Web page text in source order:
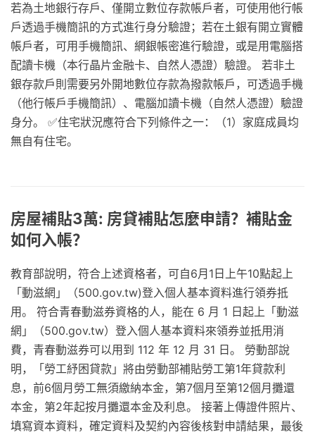
若為土地銀行存戶、僅開立數位存款帳戶者，可使用他行帳
戶透過手機簡訊的方式進行身分驗證；若在土銀有開立實體
帳戶者，可用手機簡訊、網銀帳密進行驗證，或是用電腦搭
配讀卡機（本行晶片金融卡、自然人憑證）驗證。 若非土
銀存款戶則需要另外開地數位存款為撥款帳戶，可透過手機
（他行帳戶手機簡訊）、電腦加讀卡機（自然人憑證）驗證
身分。 ✅住宅狀況應符合下列條件之一：（1）家庭成員均
無自有住宅。
房屋補貼3萬: 房貸補貼怎麼申請？補貼金
如何入帳？
教育部說明，符合上述資格者，可自6月1日上午10點起上
「動滋網」（500.gov.tw)登入個人基本資料進行領券抵
用。 符合青春動滋券資格的人，能在 6 月 1 日起上「動滋
網」（500.gov.tw）登入個人基本資料來領券並抵用消
費，青春動滋券可以用到 112 年 12 月 31 日。 勞動部說
明，「勞工紓困貸款」將由勞動部補貼勞工第1年貸款利
息，前6個月勞工無須繳納本金，第7個月至第12個月攤還
本金，第2年起按月攤還本金及利息。 接著上傳證件照片、
填寫資本資料，確定資料及契約內容後核對申請結果，最後